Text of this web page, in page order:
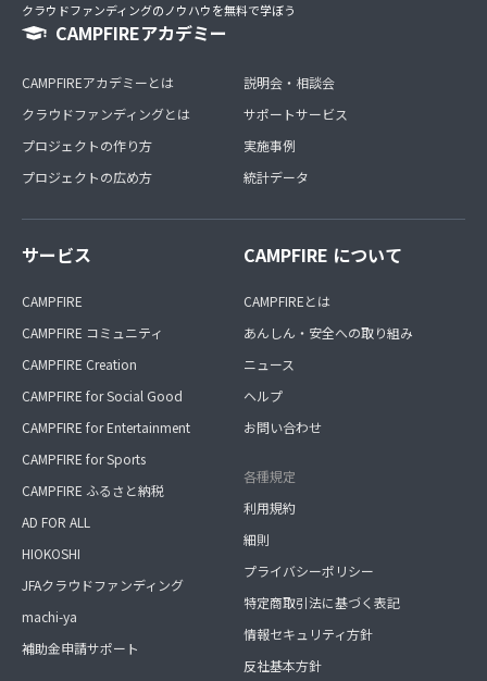
クラウドファンディングのノウハウを無料で学ぼう
CAMPFIREアカデミー
CAMPFIREアカデミーとは
クラウドファンディングとは
プロジェクトの作り方
プロジェクトの広め方
説明会・相談会
サポートサービス
実施事例
統計データ
サービス
CAMPFIRE
CAMPFIRE コミュニティ
CAMPFIRE Creation
CAMPFIRE for Social Good
CAMPFIRE for Entertainment
CAMPFIRE for Sports
CAMPFIRE ふるさと納税
AD FOR ALL
HIOKOSHI
JFAクラウドファンディング
machi-ya
補助金申請サポート
CAMPFIRE について
CAMPFIREとは
あんしん・安全への取り組み
ニュース
ヘルプ
お問い合わせ
各種規定
利用規約
細則
プライバシーポリシー
特定商取引法に基づく表記
情報セキュリティ方針
反社基本方針